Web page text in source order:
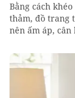
Bằng cách
thảm, đồ trang
nên ấm áp,